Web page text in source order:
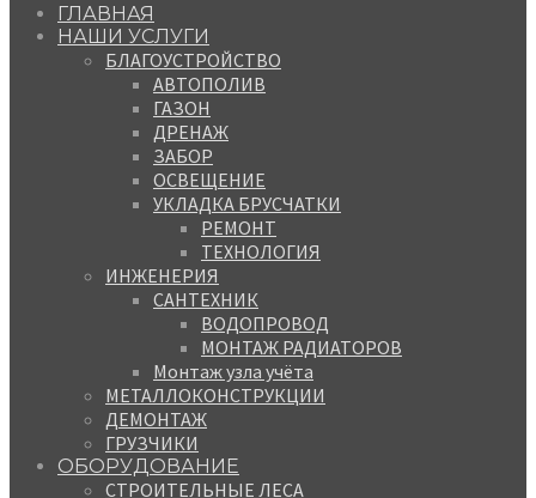
ГЛАВНАЯ
НАШИ УСЛУГИ
БЛАГОУСТРОЙСТВО
АВТОПОЛИВ
ГАЗОН
ДРЕНАЖ
ЗАБОР
ОСВЕЩЕНИЕ
УКЛАДКА БРУСЧАТКИ
РЕМОНТ
ТЕХНОЛОГИЯ
ИНЖЕНЕРИЯ
САНТЕХНИК
ВОДОПРОВОД
МОНТАЖ РАДИАТОРОВ
Монтаж узла учёта
МЕТАЛЛОКОНСТРУКЦИИ
ДЕМОНТАЖ
ГРУЗЧИКИ
ОБОРУДОВАНИЕ
СТРОИТЕЛЬНЫЕ ЛЕСА